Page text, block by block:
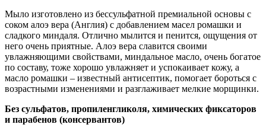
Мыло изготовлено из бессульфатной премиальной основы с
соком алоэ вера (Англия) с добавлением масел ромашки и
сладкого миндаля. Отлично мылится и пенится, ощущения от
него очень приятные. Алоэ вера славится своими
увлажняющими свойствами, миндальное масло, очень богатое
по составу, тоже хорошо увлажняет и успокаивает кожу, а
масло ромашки – известный антисептик, помогает бороться с
возрастными изменениями и разглаживает мелкие морщинки.
Без сульфатов, пропиленгликоля, химических фиксаторов
и парабенов (консервантов)